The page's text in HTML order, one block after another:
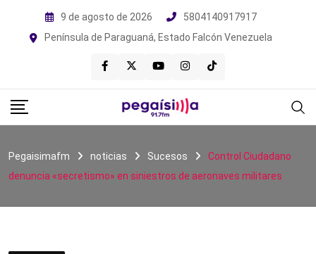
9 de agosto de 2026
5804140917917
Península de Paraguaná, Estado Falcón Venezuela
Pegaisimafm noticias Sucesos
Control Ciudadano
denuncia «secretismo» en siniestros de aeronaves militares